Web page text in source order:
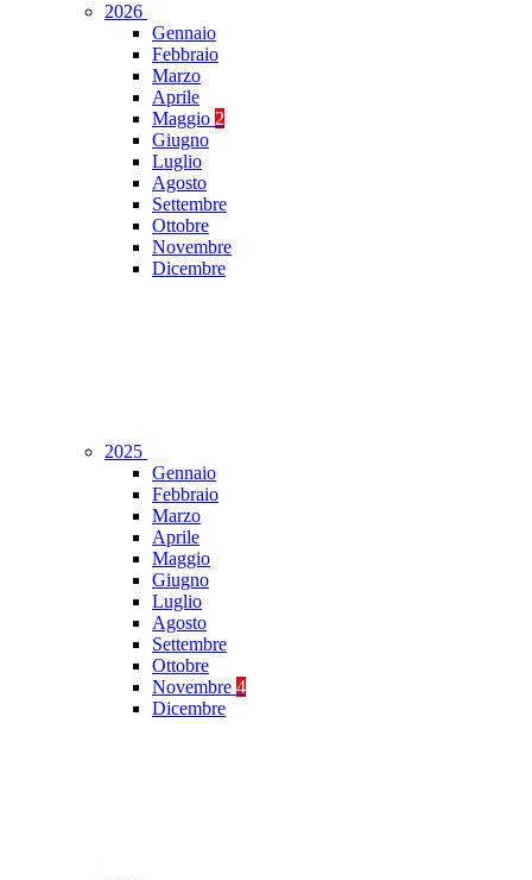
2026
Gennaio
Febbraio
Marzo
Aprile
Maggio 2
Giugno
Luglio
Agosto
Settembre
Ottobre
Novembre
Dicembre
2025
Gennaio
Febbraio
Marzo
Aprile
Maggio
Giugno
Luglio
Agosto
Settembre
Ottobre
Novembre 4
Dicembre